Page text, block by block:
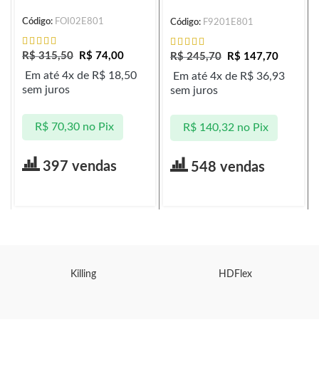
Código: FOI02E801
R$315,50 R$ 74,00
Em até 4x de R$ 18,50
sem juros
R$70,30 no Pix
397 vendas
Código: F9201E801
R$245,70 R$ 147,70
Em até 4x de R$ 36,93
sem juros
R$140,32 no Pix
548 vendas
Killing HDFlex